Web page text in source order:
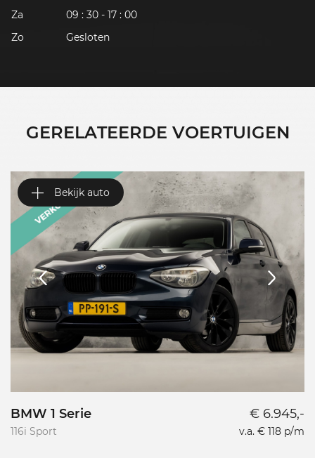
Za
09 : 30 - 17 : 00
Zo
Gesloten
GERELATEERDE VOERTUIGEN
Bekijk auto
BMW 1 Serie
116i Sport
€ 6.945,-
v.a. € 118 p/m